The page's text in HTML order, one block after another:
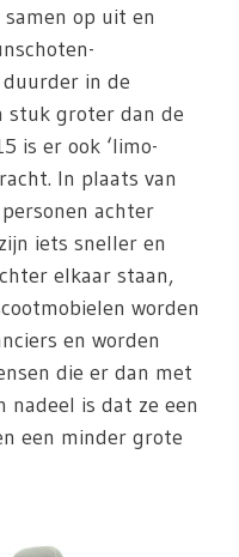
op uit en
in de
stuk groter dan de
is er ook ‘limo-
In plaats van
achter
zijn iets sneller en
elkaar staan,
worden
en worden
die er dan met
nadeel is dat ze een
een minder grote